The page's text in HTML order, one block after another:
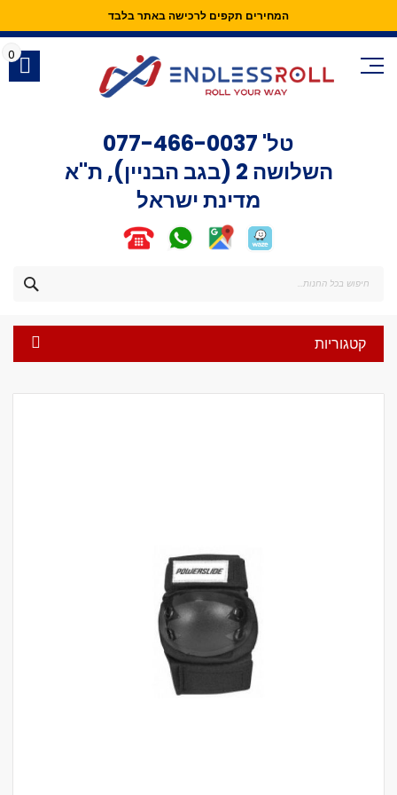
המחירים תקפים לרכישה באתר בלבד
Skip
Content
טל' 077-466-0037
השלושה 2 (בגב הבניין), ת"א
מדינת ישראל
0
קטגוריות